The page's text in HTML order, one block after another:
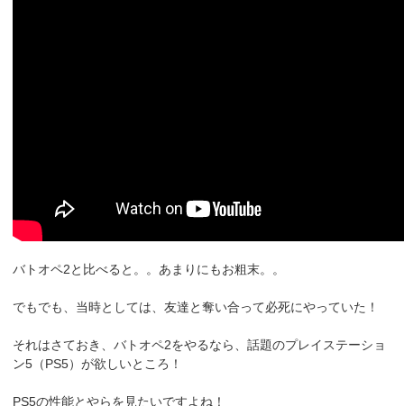
バトオペ2と比べると。。あまりにもお粗末。。
でもでも、当時としては、友達と奪い合って必死にやっていた！
それはさておき、バトオペ2をやるなら、話題のプレイステーショ
ン5（PS5）が欲しいところ！
PS5の性能とやらを見たいですよね！